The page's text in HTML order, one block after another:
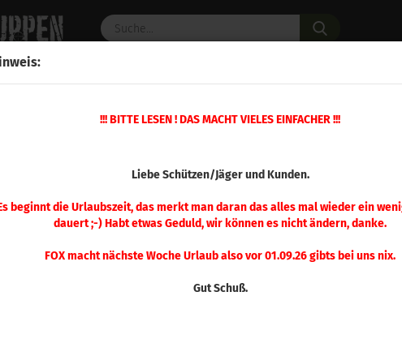
!!! BITTE LESEN ! DAS MACHT VIELES EINFACHER !!!
Liebe Schützen/Jäger und Kunden.
beginnt die Urlaubszeit, das merkt man daran das alles mal wieder ein
dauert ;-) Habt etwas Geduld, wir können es nicht ändern, danke.
FOX macht nächste Woche Urlaub also vor 01.09.26 gibts bei uns nix.
Gut Schuß.
Führungsdorne / Mandrels » Hornady Führungsdorn/Mandrel .25 / 6,35
.25